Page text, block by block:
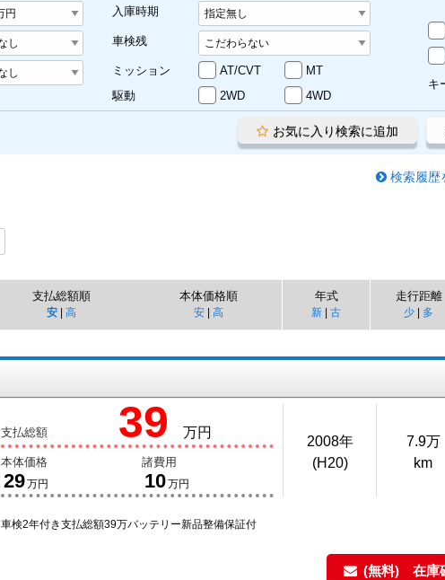
入庫時期
車検残
ミッション AT/CVT
MT
駆動
2WD 4WD
キ
お気に入り検索に追加
検索履歴
支払総額順
安| 高
本体価格順
安| 高
年式
新 | 古
走行距離
少 | 多
支払総額 39 万円
本体価格
29万円
諸費用
10万円
2008年
(H20)
7.9万
km
車検2年付き支払総額39万バッテリー新品整備保証付
(無料) 在庫